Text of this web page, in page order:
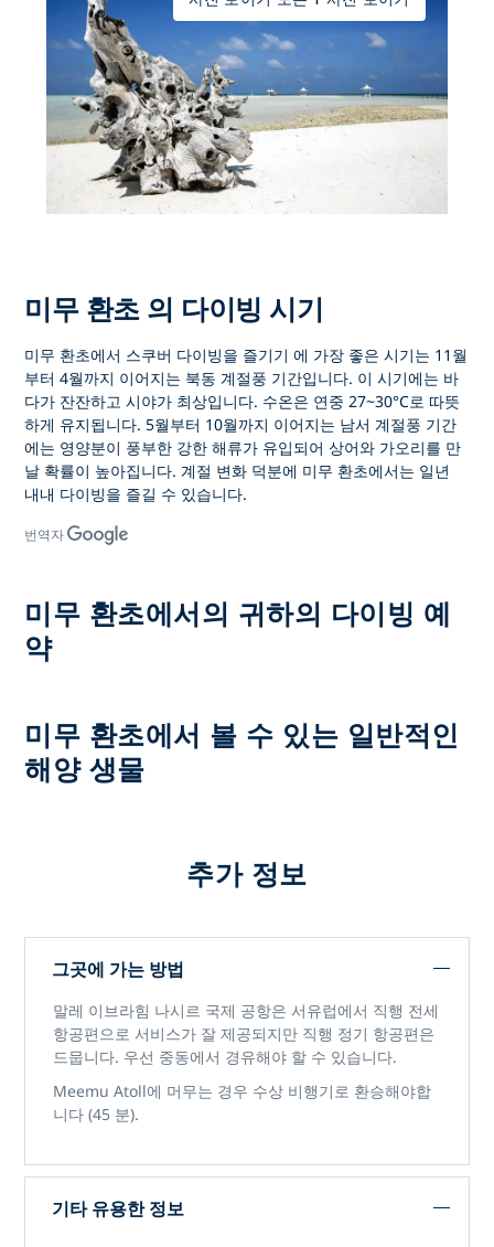
미무 환초 의 다이빙 시기
미무 환초에서 스쿠버 다이빙을 즐기기 에 가장 좋은 시기는 11월
부터 4월까지 이어지는 북동 계절풍 기간입니다. 이 시기에는 바
다가 잔잔하고 시야가 최상입니다. 수온은 연중 27~30°C로 따뜻
하게 유지됩니다. 5월부터 10월까지 이어지는 남서 계절풍 기간
에는 영양분이 풍부한 강한 해류가 유입되어 상어와 가오리를 만
날 확률이 높아집니다. 계절 변화 덕분에 미무 환초에서는 일년
내내 다이빙을 즐길 수 있습니다.
번역자
미무 환초에서의 귀하의 다이빙 예
약
미무 환초에서 볼 수 있는 일반적인
해양 생물
추가 정보
그곳에 가는 방법
말레 이브라힘 나시르 국제 공항은 서유럽에서 직행 전세
항공편으로 서비스가 잘 제공되지만 직행 정기 항공편은
드뭅니다. 우선 중동에서 경유해야 할 수 있습니다.
Meemu Atoll에 머무는 경우 수상 비행기로 환승해야합
니다 (45 분).
기타 유용한 정보